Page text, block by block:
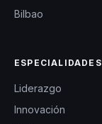
Bilbao
ESPECIALIDADES
Liderazgo
Innovación